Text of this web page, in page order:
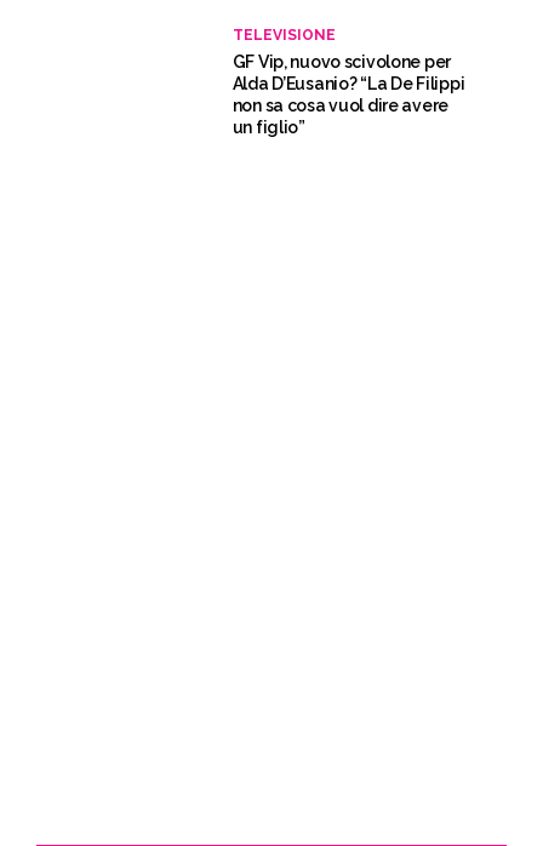
TELEVISIONE
GF Vip, nuovo scivolone per
Alda D’Eusanio? “La De Filippi
non sa cosa vuol dire avere
un figlio”